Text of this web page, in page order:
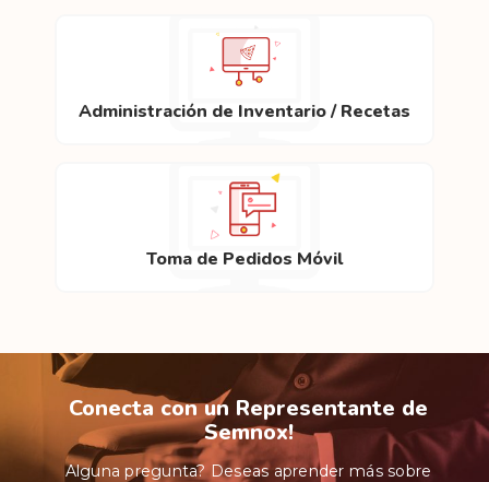
Administración de Inventario / Recetas
Toma de Pedidos Móvil
Conecta con un Representante de
Semnox!
Alguna pregunta? Deseas aprender más sobre